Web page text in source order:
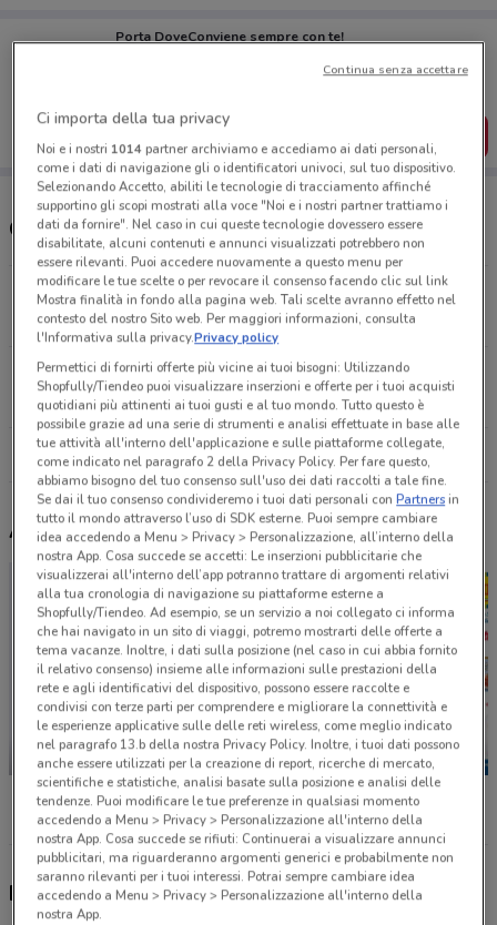
Porta DoveConviene sempre con te!
salvarle e creare la tua lista del risparmio, comodamente
Orari e Negozi Leroy Merlin
Via Alessandro Volta, 56 Fiumicino
8.8 km
APERTO
Via B. Pontecorvo, 35 Roma
18 km
APERTO
Tutti i negozi Leroy Merlin
Altri volantini nelle vicinanze
SCADE OGGI
Unieuro Conad MD
Nuovi prodotti da provare
Ci importa della tua privacy
Noi e i nostri 1014partner archiviamo e accediamo ai dati personali,
come i dati di navigazione gli o identificatori univoci, sul tuo dispositivo.
Selezionando Accetto, abiliti le tecnologie di tracciamento affinché
supportino gli scopi mostrati alla voce "Noi e i nostri partner trattiamo i
dati da fornire". Nel caso in cui queste tecnologie dovessero essere
disabilitate, alcuni contenuti e annunci visualizzati potrebbero non
essere rilevanti. Puoi accedere nuovamente a questo menu per
modificare le tue scelte o per revocare il consenso facendo clic sul link
Mostra finalità in fondo alla pagina web. Tali scelte avranno effetto nel
contesto del nostro Sito web. Per maggiori informazioni, consulta
l'Informativa sulla privacy.Privacy policy
Permettici di fornirti offerte più vicine ai tuoi bisogni: Utilizzando
Shopfully/Tiendeo puoi visualizzare inserzioni e offerte per i tuoi acquisti
quotidiani più attinenti ai tuoi gusti e al tuo mondo. Tutto questo è
possibile grazie ad una serie di strumenti e analisi effettuate in base alle
tue attività all'interno dell'applicazione e sulle piattaforme collegate,
come indicato nel paragrafo 2 della Privacy Policy. Per fare questo,
abbiamo bisogno del tuo consenso sull'uso dei dati raccolti a tale fine.
Se dai il tuo consenso condivideremo i tuoi dati personali conPartnersin
tutto il mondo attraverso l’uso di SDK esterne. Puoi sempre cambiare
idea accedendo a Menu > Privacy > Personalizzazione, all’interno della
nostra App. Cosa succede se accetti: Le inserzioni pubblicitarie che
visualizzerai all'interno dell’app potranno trattare di argomenti relativi
alla tua cronologia di navigazione su piattaforme esterne a
Shopfully/Tiendeo. Ad esempio, se un servizio a noi collegato ci informa
che hai navigato in un sito di viaggi, potremo mostrarti delle offerte a
tema vacanze. Inoltre, i dati sulla posizione (nel caso in cui abbia fornito
il relativo consenso) insieme alle informazioni sulle prestazioni della
rete e agli identificativi del dispositivo, possono essere raccolte e
condivisi con terze parti per comprendere e migliorare la connettività e
le esperienze applicative sulle delle reti wireless, come meglio indicato
nel paragrafo 13.b della nostra Privacy Policy. Inoltre, i tuoi dati possono
anche essere utilizzati per la creazione di report, ricerche di mercato,
scientifiche e statistiche, analisi basate sulla posizione e analisi delle
tendenze. Puoi modificare le tue preferenze in qualsiasi momento
accedendo a Menu > Privacy > Personalizzazione all'interno della
nostra App. Cosa succede se rifiuti: Continuerai a visualizzare annunci
pubblicitari, ma riguarderanno argomenti generici e probabilmente non
saranno rilevanti per i tuoi interessi. Potrai sempre cambiare idea
accedendo a Menu > Privacy > Personalizzazione all'interno della
nostra App.
Continua senza accettare